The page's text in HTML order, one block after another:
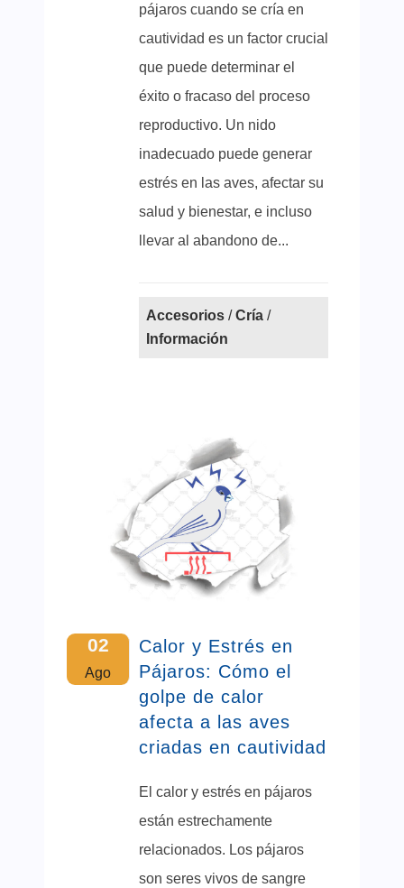
pájaros cuando se cría en
cautividad es un factor crucial
que puede determinar el
éxito o fracaso del proceso
reproductivo. Un nido
inadecuado puede generar
estrés en las aves, afectar su
salud y bienestar, e incluso
llevar al abandono de...
Accesorios /Cría /
Información
02
Ago
Calor y Estrés en
Pájaros: Cómo el
golpe de calor
afecta a las aves
criadas en cautividad
El calor y estrés en pájaros
están estrechamente
relacionados. Los pájaros
son seres vivos de sangre